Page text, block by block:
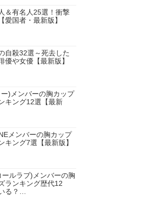
＆有名人25選！衝撃
愛国者・最新版】
自殺32選～死去した
優や女優【最新版】
)メンバーの胸カップ
キング12選【最新
メンバーの胸カップ
キング7選【最新版】
ルラブ)メンバーの胸
ランキング歴代12
る？…